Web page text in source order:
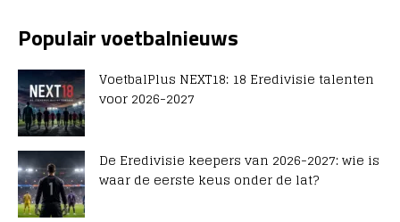
Populair voetbalnieuws
VoetbalPlus NEXT18: 18 Eredivisie talenten
voor 2026-2027
De Eredivisie keepers van 2026-2027: wie is
waar de eerste keus onder de lat?